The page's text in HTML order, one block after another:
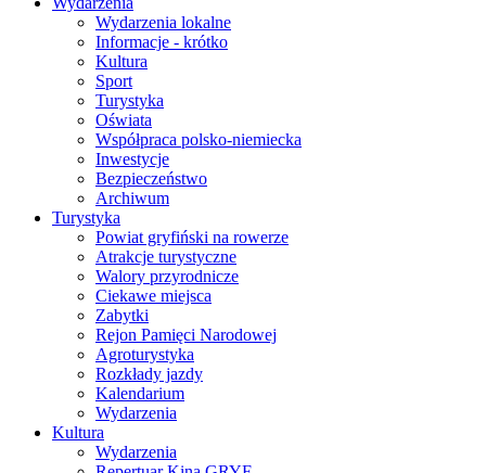
Wydarzenia lokalne
Informacje - krótko
Kultura
Sport
Turystyka
Oświata
Współpraca polsko-niemiecka
Inwestycje
Bezpieczeństwo
Archiwum
Turystyka
Powiat gryfiński na rowerze
Atrakcje turystyczne
Walory przyrodnicze
Ciekawe miejsca
Zabytki
Rejon Pamięci Narodowej
Agroturystyka
Rozkłady jazdy
Kalendarium
Wydarzenia
Kultura
Wydarzenia